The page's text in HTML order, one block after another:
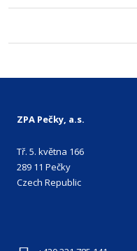
ZPA Pečky, a.s.
Tř. 5. května 166
289 11 Pečky
Czech Republic